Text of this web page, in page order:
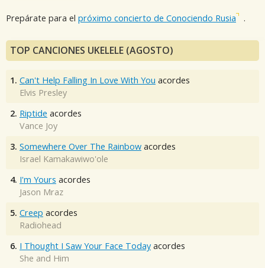
Prepárate para el próximo concierto de Conociendo Rusia .
TOP CANCIONES UKELELE (AGOSTO)
1. Can't Help Falling In Love With You acordes
Elvis Presley
2. Riptide acordes
Vance Joy
3. Somewhere Over The Rainbow acordes
Israel Kamakawiwo'ole
4. I'm Yours acordes
Jason Mraz
5. Creep acordes
Radiohead
6. I Thought I Saw Your Face Today acordes
She and Him